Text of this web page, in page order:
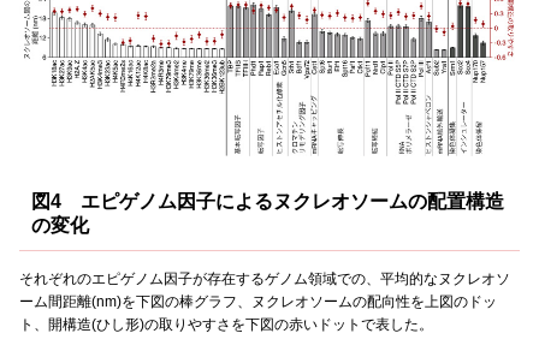
図4 エピゲノム因子によるヌクレオソームの配置構造
の変化
それぞれのエピゲノム因子が存在するゲノム領域での、平均的なヌクレオソ
ーム間距離(nm)を下図の棒グラフ、ヌクレオソームの配向性を上図のドッ
ト、開構造(ひし形)の取りやすさを下図の赤いドットで表した。